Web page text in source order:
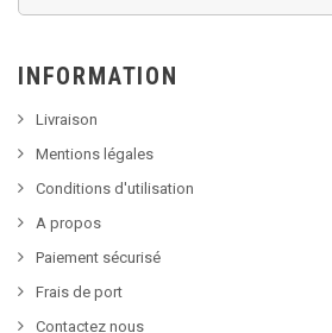
INFORMATION
Livraison
Mentions légales
Conditions d'utilisation
A propos
Paiement sécurisé
Frais de port
Contactez nous